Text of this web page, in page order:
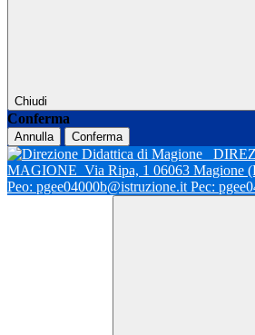
Chiudi
Conferma
Annulla Conferma
MAGIONE Via Ripa, 1 06063 Magione
Peo: pgee04000b@istruzione.it Pec: